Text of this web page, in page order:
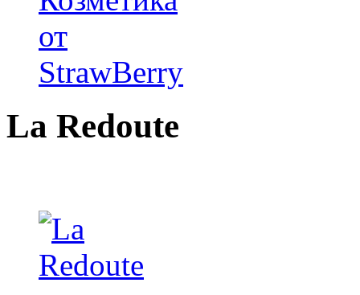
La Redoute